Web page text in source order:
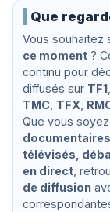
Mäk
Alex
and
re
Kan
toro
w :
Rav
el,
Sain
t-
Saë
ns,
Do
Que
Vous souhaitez
ce moment?
continu pour
diffusés sur TF1,
TMC, TFX,
Que vous
télévisés,
en direct,
de diffusion